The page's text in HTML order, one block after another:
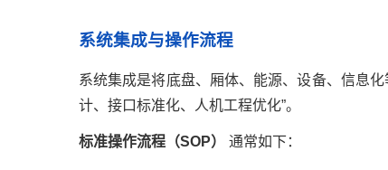
系统集成与操作流程
系统集成是将底盘、厢体、能源、设备、信息
计、接口标准化、人机工程优化”。
标准操作流程（SOP） 通常如下：